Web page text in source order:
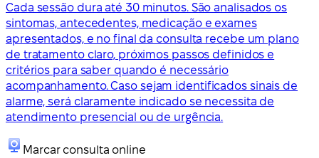
Cada sessão dura até 30 minutos. São analisados os
sintomas, antecedentes, medicação e exames
apresentados, e no final da consulta recebe um plano
de tratamento claro, próximos passos definidos e
critérios para saber quando é necessário
acompanhamento. Caso sejam identificados sinais de
alarme, será claramente indicado se necessita de
atendimento presencial ou de urgência.
Marcar consulta online